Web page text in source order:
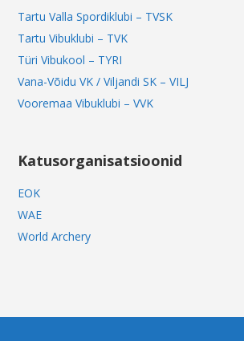
Tartu Valla Spordiklubi – TVSK
Tartu Vibuklubi – TVK
Türi Vibukool – TYRI
Vana-Võidu VK / Viljandi SK – VILJ
Vooremaa Vibuklubi – VVK
Katusorganisatsioonid
EOK
WAE
World Archery